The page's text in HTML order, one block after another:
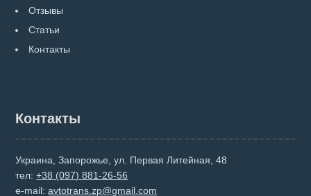
Отзывы
Статьи
Контакты
Контакты
Украина, Запорожье, ул. Первая Литейная, 48
тел:+38 (097) 881-26-56
e-mail:avtotrans.zp@gmail.com